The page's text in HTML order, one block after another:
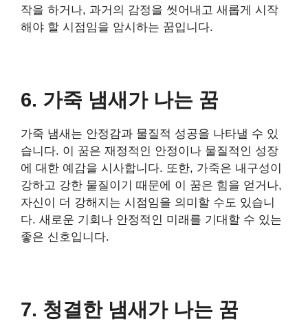
작을 하거나, 과거의 감정을 씻어내고 새롭게 시작
해야 할 시점임을 암시하는 꿈입니다.
6. 가죽 냄새가 나는 꿈
가죽 냄새는 안정감과 물질적 성공을 나타낼 수 있
습니다. 이 꿈은 재정적인 안정이나 물질적인 성장
에 대한 예감을 시사합니다. 또한, 가죽은 내구성이
강하고 강한 물질이기 때문에 이 꿈은 힘을 얻거나,
자신이 더 강해지는 시점임을 의미할 수도 있습니
다. 새로운 기회나 안정적인 미래를 기대할 수 있는
좋은 신호입니다.
7. 청결한 냄새가 나는 꿈